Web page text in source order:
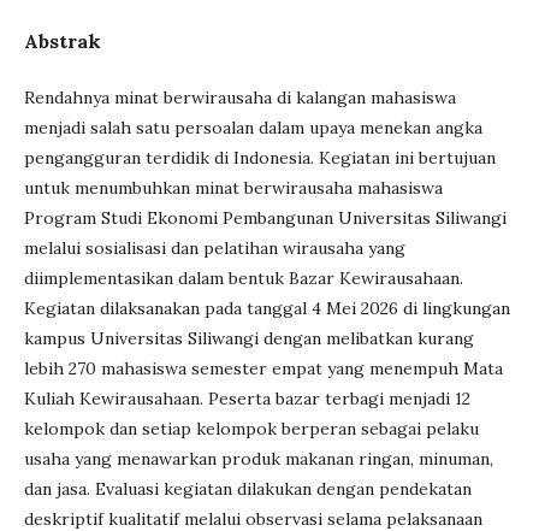
Abstrak
Rendahnya minat berwirausaha di kalangan mahasiswa
menjadi salah satu persoalan dalam upaya menekan angka
pengangguran terdidik di Indonesia. Kegiatan ini bertujuan
untuk menumbuhkan minat berwirausaha mahasiswa
Program Studi Ekonomi Pembangunan Universitas Siliwangi
melalui sosialisasi dan pelatihan wirausaha yang
diimplementasikan dalam bentuk Bazar Kewirausahaan.
Kegiatan dilaksanakan pada tanggal 4 Mei 2026 di lingkungan
kampus Universitas Siliwangi dengan melibatkan kurang
lebih 270 mahasiswa semester empat yang menempuh Mata
Kuliah Kewirausahaan. Peserta bazar terbagi menjadi 12
kelompok dan setiap kelompok berperan sebagai pelaku
usaha yang menawarkan produk makanan ringan, minuman,
dan jasa. Evaluasi kegiatan dilakukan dengan pendekatan
deskriptif kualitatif melalui observasi selama pelaksanaan